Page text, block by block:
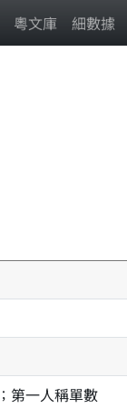
粵文庫 細數據
；第一人稱單數